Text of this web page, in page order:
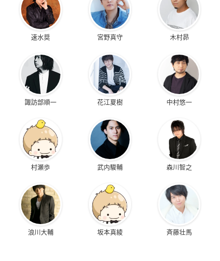
速水奨 宮野真守 木村昴
諏訪部順一 花江夏樹 中村悠一
村瀬歩 武内駿輔 森川智之
浪川大輔 坂本真綾 斉藤壮馬